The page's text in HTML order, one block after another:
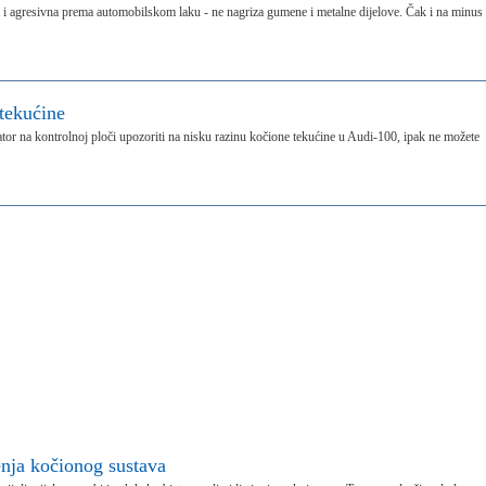
agresivna prema automobilskom laku - ne nagriza gumene i metalne dijelove. Čak i na minus
na kontrolnoj ploči upozoriti na nisku razinu kočione tekućine u Audi-100, ipak ne možete
kočionog sustava